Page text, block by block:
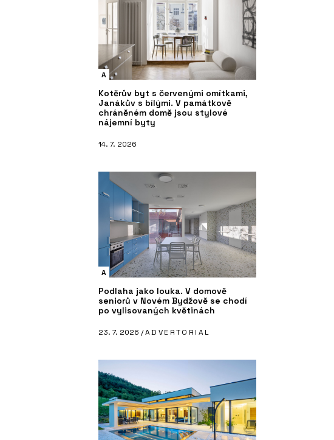
A
Kotěrův byt s červenými omítkami,
Janákův s bílými. V památkově
chráněném domě jsou stylové
nájemní byty
14. 7. 2026
A
Podlaha jako louka. V domově
seniorů v Novém Bydžově se chodí
po vylisovaných květinách
23. 7. 2026 /ADVERTORIAL